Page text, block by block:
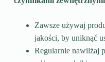
Zawsze używaj
jakości, by uniknąć
Regularnie nawilżaj